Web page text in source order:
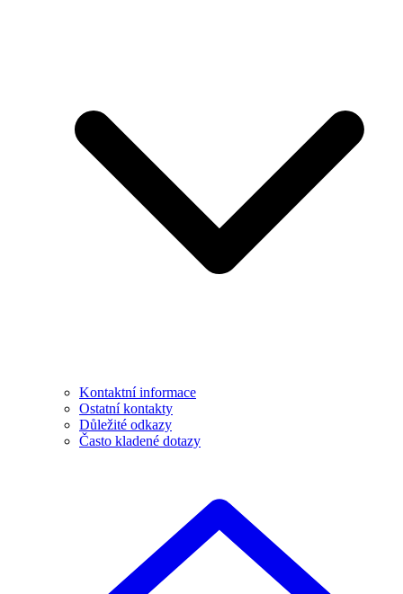
Kontaktní informace
Ostatní kontakty
Důležité odkazy
Často kladené dotazy